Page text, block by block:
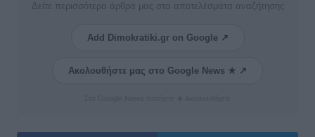
Δείτε περισσότερα άρθρα μας στα αποτελέσματα αναζήτησης
Add Dimokratiki.gr on Google ↗
Ακολουθήστε μας στο Google News ★ ↗